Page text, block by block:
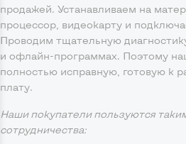
продажей. Устанавливаем на
процессор, видеокарту и
Проводим тщательную
и офлайн-программах. Поэтому
полностью исправную, готовую к
плату.
Наши покупатели пользуются
сотрудничества: